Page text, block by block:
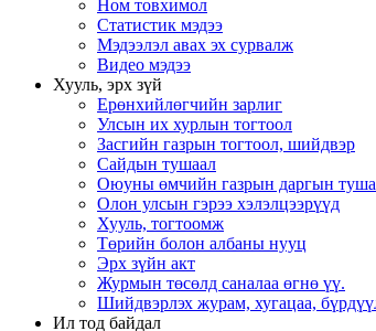
Ном товхимол
Статистик мэдээ
Мэдээлэл авах эх сурвалж
Видео мэдээ
Хууль, эрх зүй
Ерөнхийлөгчийн зарлиг
Улсын их хурлын тогтоол
Засгийн газрын тогтоол, шийдвэр
Сайдын тушаал
Оюуны өмчийн газрын даргын
Олон улсын гэрээ хэлэлцээрүүд
Хууль, тогтоомж
Төрийн болон албаны нууц
Эрх зүйн акт
Журмын төсөлд саналаа өгнө үү.
Шийдвэрлэх журам, хугацаа,
Ил тод байдал